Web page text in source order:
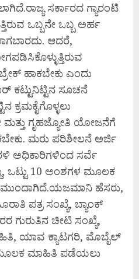
ಸರ್ಕಾರದ ಗ್ಯಾರಂಟಿ
ಒಬ್ಬನೇ ಒಬ್ಬ ಅರ್ಹ
ಆದರೆ,
ಹಾಕಬೇಕು ಎಂದು
ಕಟ್ಟುನಿಟ್ಟಿನ ಸೂಚನೆ
ಕ್ರಮಕೈಗೊಳ್ಳಲು
ಮತ್ತು ಗೃಹಜ್ಯೋತಿ ಯೋಜನೆಗೆ
ಮರು ಪರಿಶೀಲನೆ ಅರ್ಜಿ
ಅಧಿಕಾರಿಗಳಿಂದ ಸರ್ವೆ
ಒಟ್ಟು 10 ಅಂಶಗಳ ಮೂಲಕ
ಹೆಸರು,
ಪತ್ರ ಸಂಖ್ಯೆ, ಬ್ಯಾಂಕ್
ಗುರುತಿನ ಚೀಟಿ ಸಂಖ್ಯೆ,
ಯಾವ ಕ್ಯಾಟಗರಿ, ಮೊಬೈಲ್
ಮಾಹಿತಿ ಪಡೆಯಲು